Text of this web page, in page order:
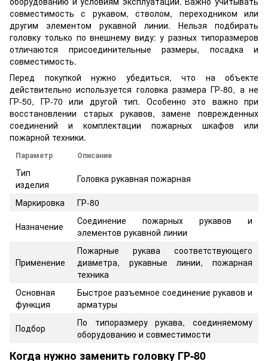
совместимость с рукавом, стволом, переходником или
другим элементом рукавной линии. Нельзя подбирать
головку только по внешнему виду: у разных типоразмеров
отличаются присоединительные размеры, посадка и
совместимость.
Перед покупкой нужно убедиться, что на объекте
действительно используется головка размера ГР-80, а не
ГР-50, ГР-70 или другой тип. Особенно это важно при
восстановлении старых рукавов, замене поврежденных
соединений и комплектации пожарных шкафов или
пожарной техники.
Параметр Описание
Тип
изделия
Головка рукавная пожарная
Маркировка
ГР-80
Назначение
Соединение пожарных рукавов и
элементов рукавной линии
Применение
Пожарные рукава соответствующего
диаметра, рукавные линии, пожарная
техника
Основная
функция
Быстрое разъемное соединение рукавов и
арматуры
Подбор
По типоразмеру рукава, соединяемому
оборудованию и совместимости
Когда нужно заменить головку ГР-80